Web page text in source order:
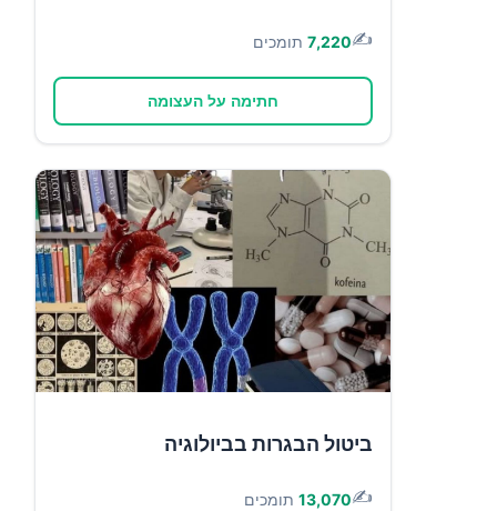
✍️
7,220 תומכים
חתימה על העצומה
ביטול הבגרות בביולוגיה
✍️
13,070 תומכים